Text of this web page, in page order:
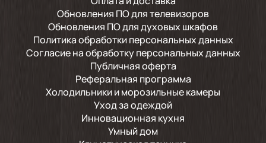
Обновления ПО для телевизоров
Обновления ПО для духовых шкафов
Политика обработки персональных данных
Согласие на обработку персональных данных
Публичная оферта
Реферальная программа
Холодильники и морозильные камеры
Уход за одеждой
Инновационная кухня
Умный дом